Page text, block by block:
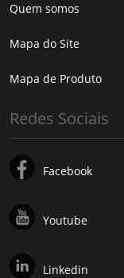
Quem somos
Mapa do Site
Mapa de Produto
Redes Sociais
Facebook
Youtube
Linkedin